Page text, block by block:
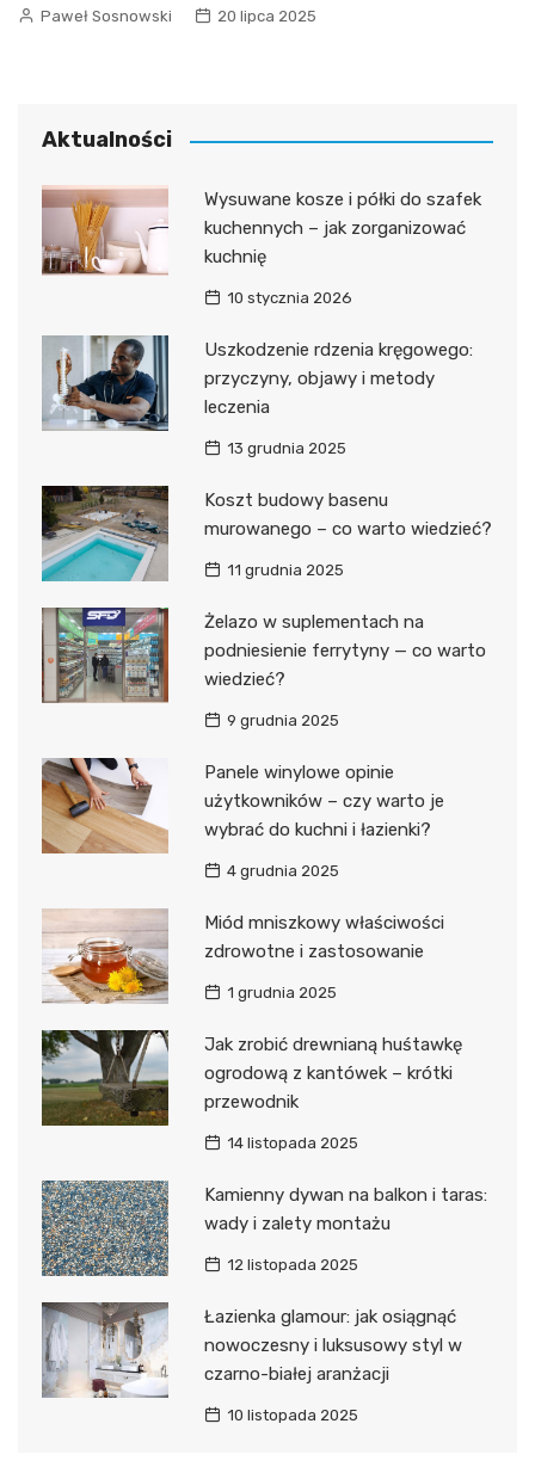
Paweł Sosnowski 20 lipca 2025
Aktualności
Wysuwane kosze i półki do szafek
kuchennych – jak zorganizować
kuchnię
10 stycznia 2026
Uszkodzenie rdzenia kręgowego:
przyczyny, objawy i metody
leczenia
13 grudnia 2025
Koszt budowy basenu
murowanego – co warto wiedzieć?
11 grudnia 2025
Żelazo w suplementach na
podniesienie ferrytyny — co warto
wiedzieć?
9 grudnia 2025
Panele winylowe opinie
użytkowników – czy warto je
wybrać do kuchni i łazienki?
4 grudnia 2025
Miód mniszkowy właściwości
zdrowotne i zastosowanie
1 grudnia 2025
Jak zrobić drewnianą huśtawkę
ogrodową z kantówek – krótki
przewodnik
14 listopada 2025
Kamienny dywan na balkon i taras:
wady i zalety montażu
12 listopada 2025
Łazienka glamour: jak osiągnąć
nowoczesny i luksusowy styl w
czarno-białej aranżacji
10 listopada 2025